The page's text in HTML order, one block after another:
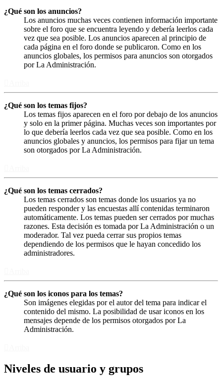
¿Qué son los anuncios?
Los anuncios muchas veces contienen información importante
sobre el foro que se encuentra leyendo y debería leerlos cada
vez que sea posible. Los anuncios aparecen al principio de
cada página en el foro donde se publicaron. Como en los
anuncios globales, los permisos para anuncios son otorgados
por La Administración.
¿Qué son los temas fijos?
Los temas fijos aparecen en el foro por debajo de los anuncios
y solo en la primer página. Muchas veces son importantes por
lo que debería leerlos cada vez que sea posible. Como en los
anuncios globales y anuncios, los permisos para fijar un tema
son otorgados por La Administración.
¿Qué son los temas cerrados?
Los temas cerrados son temas donde los usuarios ya no
pueden responder y las encuestas allí contenidas terminaron
automáticamente. Los temas pueden ser cerrados por muchas
razones. Esta decisión es tomada por La Administración o un
moderador. Tal vez pueda cerrar sus propios temas
dependiendo de los permisos que le hayan concedido los
administradores.
¿Qué son los iconos para los temas?
Son imágenes elegidas por el autor del tema para indicar el
contenido del mismo. La posibilidad de usar iconos en los
mensajes depende de los permisos otorgados por La
Administración.
Niveles de usuario y grupos